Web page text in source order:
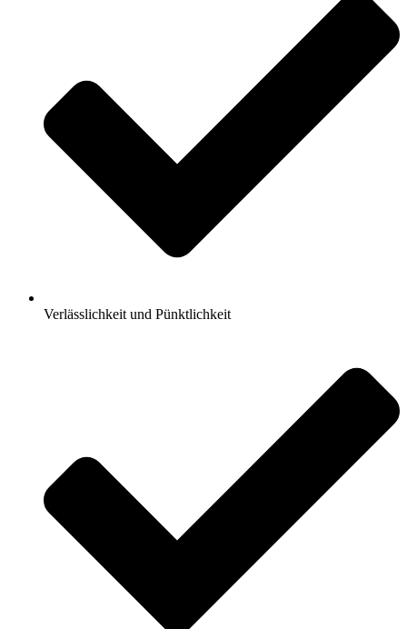
Verlässlichkeit und Pünktlichkeit